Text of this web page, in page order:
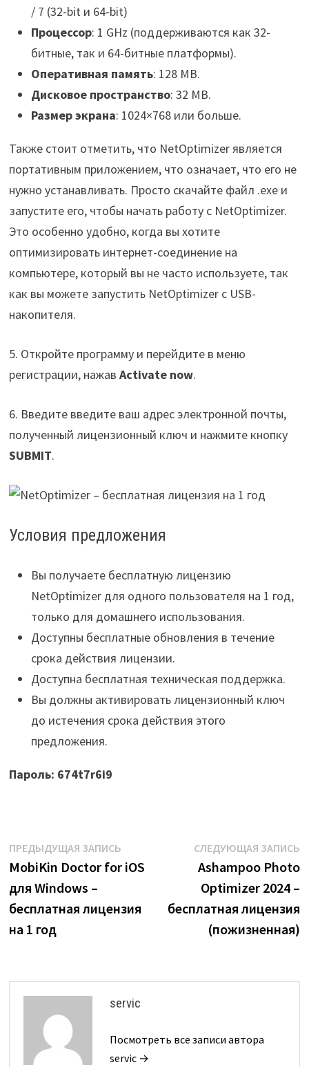
/ 7 (32-bit и 64-bit)
Процессор: 1 GHz (поддерживаются как 32-
битные, так и 64-битные платформы).
Оперативная память: 128 MB.
Дисковое пространство: 32 MB.
Размер экрана: 1024×768 или больше.
Также стоит отметить, что NetOptimizer является
портативным приложением, что означает, что его не
нужно устанавливать. Просто скачайте файл .exe и
запустите его, чтобы начать работу с NetOptimizer.
Это особенно удобно, когда вы хотите
оптимизировать интернет-соединение на
компьютере, который вы не часто используете, так
как вы можете запустить NetOptimizer с USB-
накопителя.
5. Откройте программу и перейдите в меню
регистрации, нажав Activate now.
6. Введите введите ваш адрес электронной почты,
полученный лицензионный ключ и нажмите кнопку
SUBMIT.
Условия предложения
Вы получаете бесплатную лицензию
NetOptimizer для одного пользователя на 1 год,
только для домашнего использования.
Доступны бесплатные обновления в течение
срока действия лицензии.
Доступна бесплатная техническая поддержка.
Вы должны активировать лицензионный ключ
до истечения срока действия этого
предложения.
Пароль: 674t7r6i9
Навигация
по
записям
ПРЕДЫДУЩАЯ ЗАПИСЬПредыдущая
запись:
MobiKin Doctor for iOS
для Windows –
бесплатная лицензия
на 1 год
СЛЕДУЮЩАЯ ЗАПИСЬ
Ashampoo Photo
Optimizer 2024 –
бесплатная лицензия
(пожизненная)
servic
Посмотреть все записи автора
servic →